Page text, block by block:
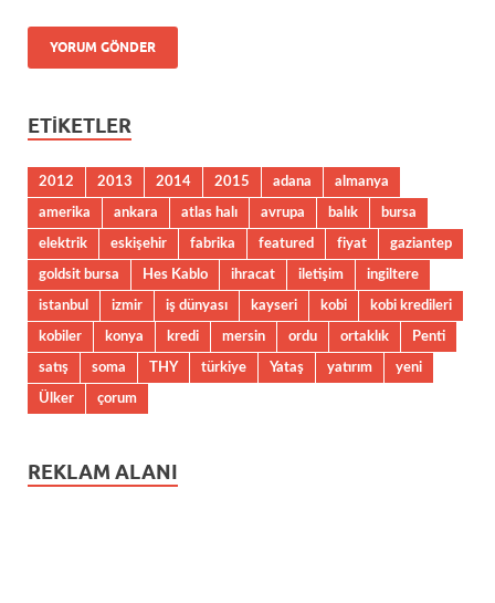
ETIKETLER
2012 2013 2014 2015 adana
almanya
amerika
ankara atlas halı avrupa balık
bursa
elektrik
eskişehir fabrika featured fiyat
gaziantep
goldsit bursa
Hes Kablo ihracat iletişim
ingiltere
istanbul
izmir iş dünyası kayseri kobi
kobi kredileri
kobiler
konya kredi mersin ordu ortaklık
Penti
satış
soma THY türkiye Yataş yatırım
yeni
Ülker
çorum
REKLAM ALANI